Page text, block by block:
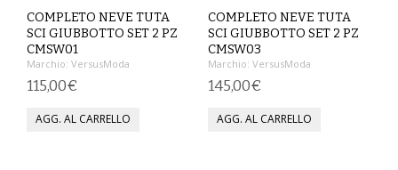
DONNA
ABBIGLIAMENTO SPORTIVO
CAFTANI
COMPLETO NEVE TUTA
SCI GIUBBOTTO SET 2 PZ
CMSW01
Marchio: VersusModa
115,00€
COMPLETO NEVE TUTA
SCI GIUBBOTTO SET 2 PZ
CMSW03
Marchio: VersusModa
145,00€